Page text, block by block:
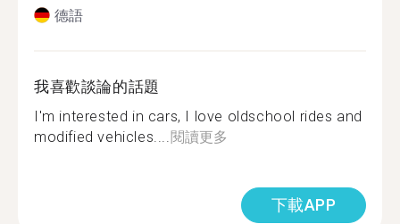
德語
我喜歡談論的話題
I'm interested in cars, I love oldschool rides and
modified vehicles.... 閱讀更多
下載APP